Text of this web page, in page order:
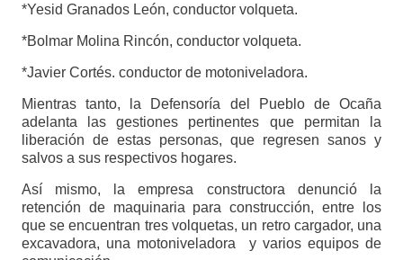
*Yesid Granados León, conductor volqueta.
*Bolmar Molina Rincón, conductor volqueta.
*Javier Cortés. conductor de motoniveladora.
Mientras tanto, la Defensoría del Pueblo de Ocaña
adelanta las gestiones pertinentes que permitan la
liberación de estas personas, que regresen sanos y
salvos a sus respectivos hogares.
Así mismo, la empresa constructora denunció la
retención de maquinaria para construcción, entre los
que se encuentran tres volquetas, un retro cargador, una
excavadora, una motoniveladora y varios equipos de